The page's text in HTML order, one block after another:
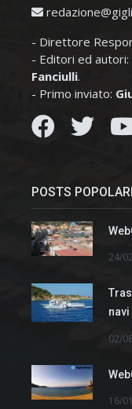
- Direttore
- Editori ed autori:
Fanciulli.
- Primo inviato:
POSTS POPOLARI
24/
02/
16/